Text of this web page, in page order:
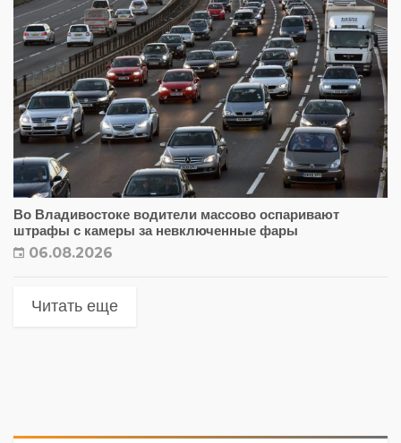
Во Владивостоке водители массово оспаривают
штрафы с камеры за невключенные фары
06.08.2026
Читать еще